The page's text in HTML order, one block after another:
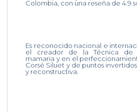
Colombia, con una reseña de 4.9
Es reconocido nacional e
el creador de la Técnica de
mamaria y en el
Corsé Siluet y de puntos
y reconstructiva.